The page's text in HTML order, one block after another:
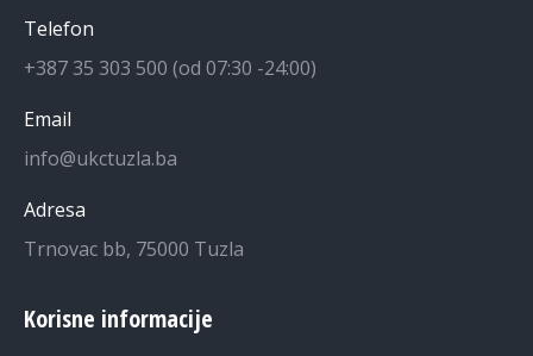
Telefon
+387 35 303 500 (od 07:30 -24:00)
Email
info@ukctuzla.ba
Adresa
Trnovac bb, 75000 Tuzla
Korisne informacije